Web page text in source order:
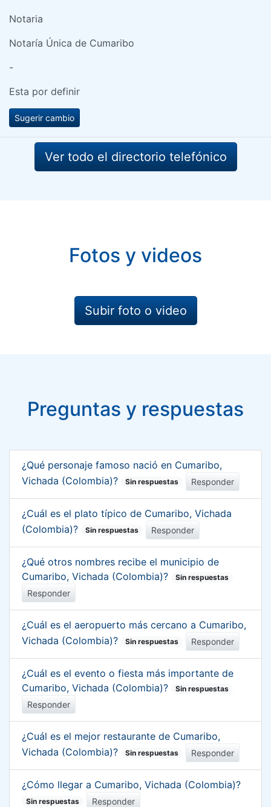
Notaria
Notaría Única de Cumaribo
-
Esta por definir
Sugerir cambio
Ver todo el directorio telefónico
Fotos y videos
Subir foto o video
Preguntas y respuestas
¿Qué personaje famoso nació en Cumaribo,
Vichada (Colombia)?
Sin respuestas Responder
¿Cuál es el plato típico de Cumaribo, Vichada
(Colombia)?
Sin respuestas Responder
¿Qué otros nombres recibe el municipio de
Cumaribo, Vichada (Colombia)?
Sin respuestas
Responder
¿Cuál es el aeropuerto más cercano a Cumaribo,
Vichada (Colombia)?
Sin respuestas Responder
¿Cuál es el evento o fiesta más importante de
Cumaribo, Vichada (Colombia)?
Sin respuestas
Responder
¿Cuál es el mejor restaurante de Cumaribo,
Vichada (Colombia)?
Sin respuestas Responder
¿Cómo llegar a Cumaribo, Vichada (Colombia)?
Sin respuestas Responder